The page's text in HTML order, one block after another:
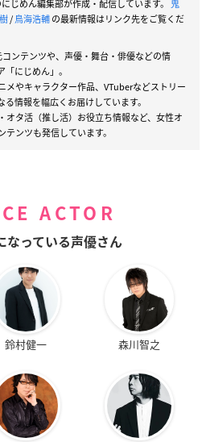
じめん編集部が作成・配信しています。 鬼
/鳥海浩輔の最新情報はリンク先をご覧くだ
ンテンツや、声優・舞台・俳優などの情
にじめん」。
メやキャラクター作品、VTuberなどストリー
情報を幅広くお届けしています。
オタ活（推し活）お役立ち情報など、女性オ
ンツも発信しています。
ACTOR
なっている声優さん
鈴村健一 森川智之